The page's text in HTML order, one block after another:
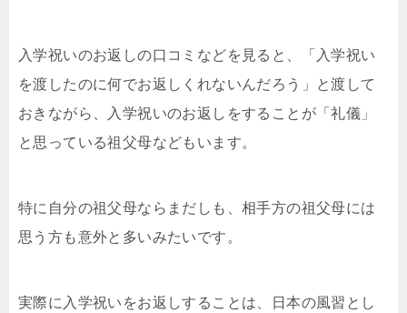
入学祝いのお返しの口コミなどを見ると、「入学祝い
を渡したのに何でお返しくれないんだろう」と渡して
おきながら、入学祝いのお返しをすることが「礼儀」
と思っている祖父母などもいます。
特に自分の祖父母ならまだしも、相手方の祖父母には
思う方も意外と多いみたいです。
実際に入学祝いをお返しすることは、日本の風習とし